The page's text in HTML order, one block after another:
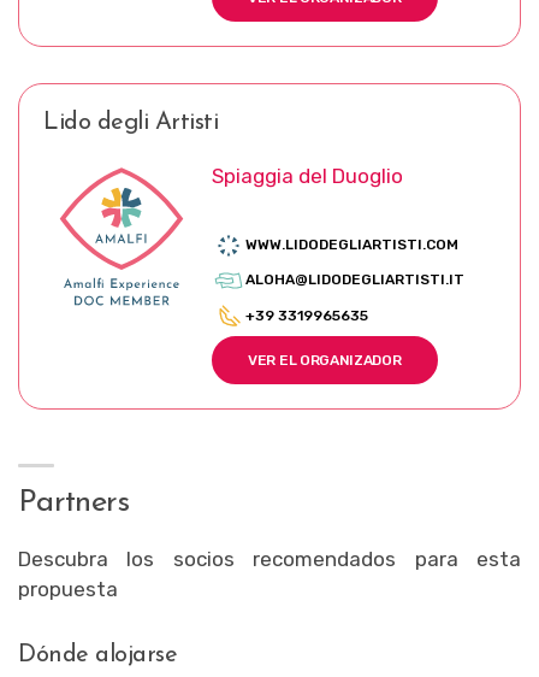
Lido degli Artisti
Spiaggia del Duoglio
WWW.LIDODEGLIARTISTI.COM
ALOHA@LIDODEGLIARTISTI.IT
+39 3319965635
VER EL ORGANIZADOR
Partners
Descubra los socios recomendados para esta
propuesta
Dónde alojarse